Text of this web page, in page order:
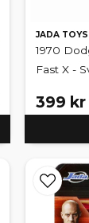
JADA TOYS
1970
Fast X -
399 kr